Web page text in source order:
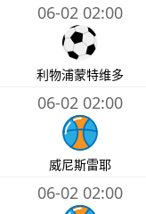
06-02 02:00
利物浦蒙特维多
06-02 02:00
威尼斯雷耶
06-02 02:00